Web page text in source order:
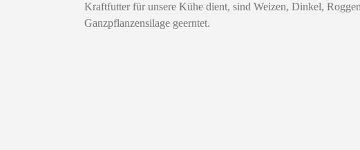
Kraftfutter für unsere Kühe dient, sind Weizen, Dinkel,
Ganzpflanzensilage geerntet.